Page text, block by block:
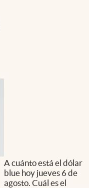
A cuánto está el dólar
blue hoy jueves 6 de
agosto. Cuál es el